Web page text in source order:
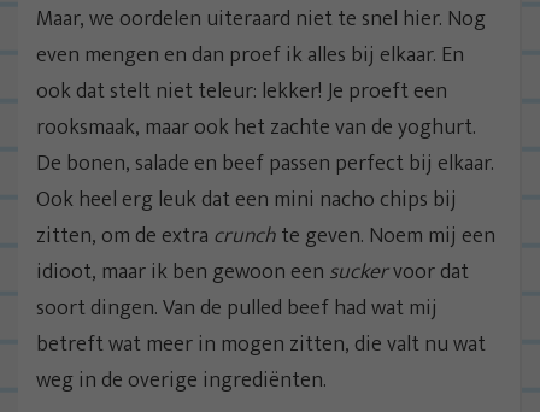
Maar, we oordelen uiteraard niet te snel hier. Nog
even mengen en dan proef ik alles bij elkaar. En
ook dat stelt niet teleur: lekker! Je proeft een
rooksmaak, maar ook het zachte van de yoghurt.
De bonen, salade en beef passen perfect bij elkaar.
Ook heel erg leuk dat een mini nacho chips bij
zitten, om de extra crunchte geven. Noem mij een
idioot, maar ik ben gewoon een suckervoor dat
soort dingen. Van de pulled beef had wat mij
betreft wat meer in mogen zitten, die valt nu wat
weg in de overige ingrediënten.